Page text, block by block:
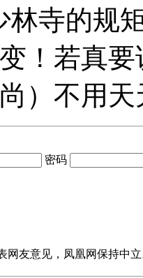
林寺的规
！若真
）不用
密码
网友意见，凤凰网保持中